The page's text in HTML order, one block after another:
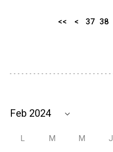
<< < 37 38
L M M J